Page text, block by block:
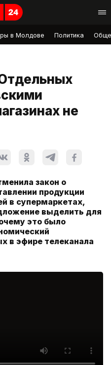
в Молдове Политика
не
закон о
продукции
в супермаркетах,
выделить для
это было
в эфире телеканала